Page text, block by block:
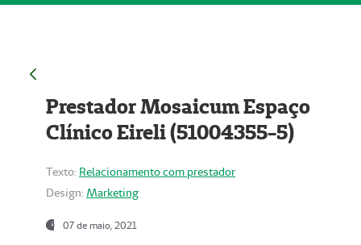
Prestador Mosaicum Espaço
Clínico Eireli (51004355-5)
Texto: Relacionamento com prestador
Design: Marketing
07 de maio, 2021